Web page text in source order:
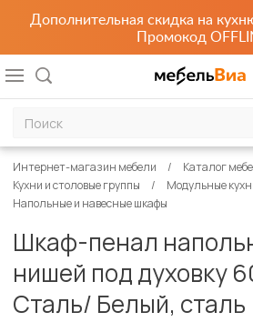
Дополнительная скидка на
Промокод
Интернет-магазин мебели
Каталог
Кухни и столовые группы
Модульные
Напольные и навесные шкафы
Шкаф-пенал
нишей под духовку
Сталь/ Белый, сталь